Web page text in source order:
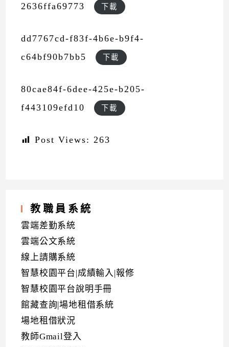
2636ffa69773
下載
dd7767cd-f83f-4b6e-b9f4-
c64bf90b7bb5
下載
80cae84f-6dee-425e-b205-
f443109efd10
下載
Post Views: 263
教職員系統
雲端差勤系統
雲端公文系統
線上請購系統
智慧校園平台|成績輸入|報修
智慧校園平台說明手冊
館藏查詢|場地租借系統
場地租借狀況
教師Gmail登入